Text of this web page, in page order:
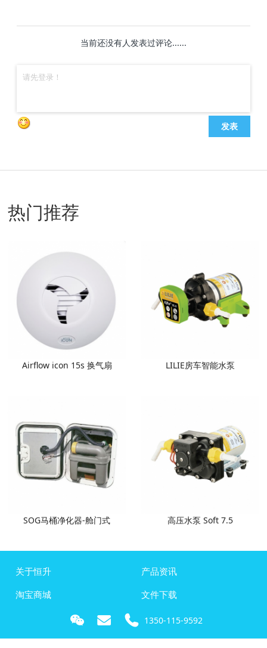
当前还没有人发表过评论......
发表
热门推荐
Airflow icon 15s 换气扇 LILIE房车智能水泵
SOG马桶净化器-舱门式 高压水泵 Soft 7.5
关于恒升
产品资讯
淘宝商城
文件下载
1350-115-9592